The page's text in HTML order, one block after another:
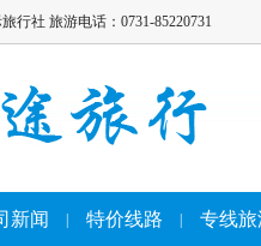
行社 旅游电话：0731-85220731
新闻 特价线路 专线旅